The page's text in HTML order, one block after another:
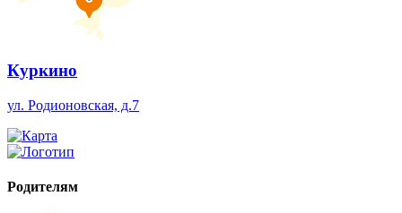
Куркино
ул. Родионовская, д.7
Родителям